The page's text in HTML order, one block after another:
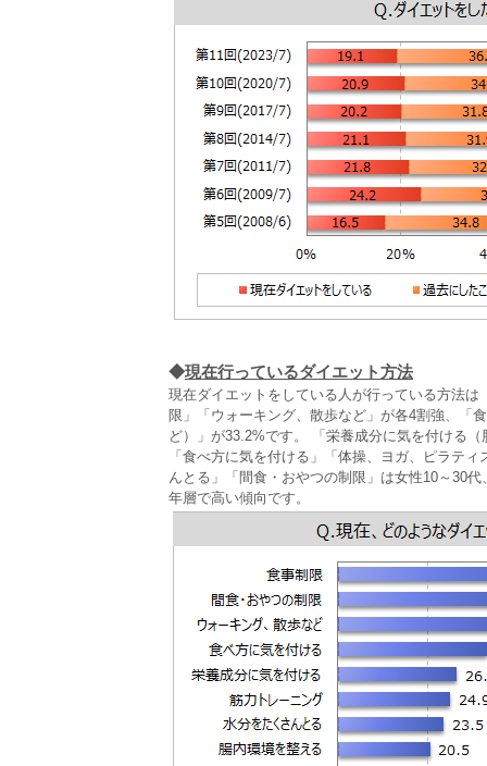
◆現在行っているダイエット方法
現在ダイエットをしている人が行っている方法
限」「ウォーキング、散歩など」が各4割強、「
ど）」が33.2%です。 「栄養成分に気を付ける
「食べ方に気を付ける」「体操、ヨガ、ピラテ
んとる」「間食・おやつの制限」は女性10～30
年層で高い傾向です。